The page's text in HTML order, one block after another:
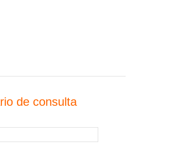
de consulta